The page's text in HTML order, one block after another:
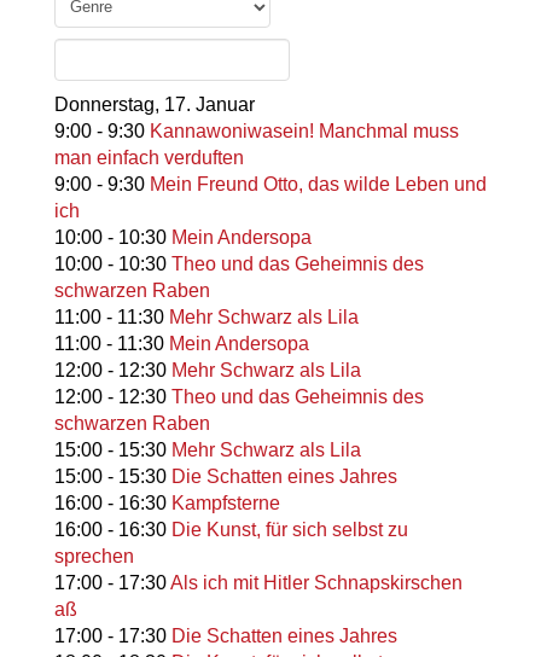
Donnerstag, 17. Januar
9:00- 9:30 Kannawoniwasein! Manchmal muss
man einfach verduften
9:00- 9:30 Mein Freund Otto, das wilde Leben und
ich
10:00- 10:30 Mein Andersopa
10:00- 10:30 Theo und das Geheimnis des
schwarzen Raben
11:00- 11:30 Mehr Schwarz als Lila
11:00- 11:30 Mein Andersopa
12:00- 12:30 Mehr Schwarz als Lila
12:00- 12:30 Theo und das Geheimnis des
schwarzen Raben
15:00- 15:30 Mehr Schwarz als Lila
15:00- 15:30 Die Schatten eines Jahres
16:00- 16:30 Kampfsterne
16:00- 16:30 Die Kunst, für sich selbst zu
sprechen
17:00- 17:30Als ich mit Hitler Schnapskirschen
aß
17:00- 17:30 Die Schatten eines Jahres